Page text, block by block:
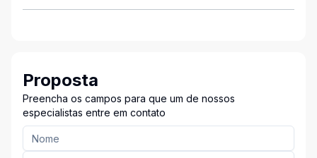
Proposta
Preencha os campos para que um de nossos
especialistas entre em contato